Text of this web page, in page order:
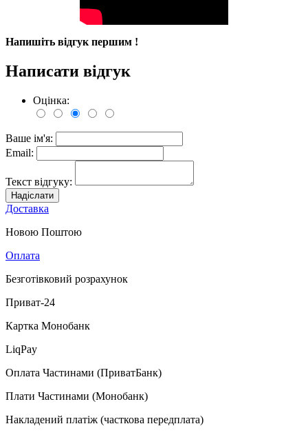
Напишіть відгук першим !
Написати відгук
Оцінка:
Ваше ім'я:
Email:
Текст відгуку:
Надіслати
Доставка
Новою Поштою
Оплата
Безготівковий розрахунок
Приват-24
Картка Монобанк
LiqPay
Оплата Частинами (ПриватБанк)
Плати Частинами (Монобанк)
Накладений платіж (часткова передплата)